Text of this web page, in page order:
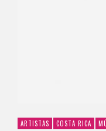
ARTISTAS COSTA RICA